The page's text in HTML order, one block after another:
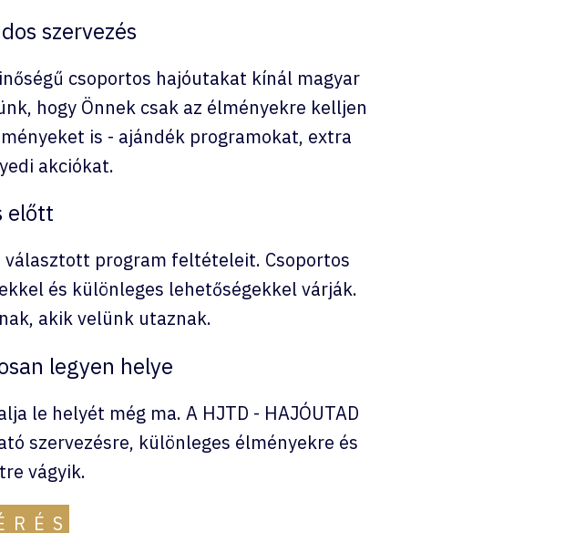
szervezés
csoportos hajóutakat kínál magyar
hogy Önnek csak az élményekre kelljen
is - ajándék programokat, extra
akciókat.
előtt
program feltételeit. Csoportos
és különleges lehetőségekkel várják.
akik velünk utaznak.
legyen helye
le helyét még ma. A HJTD - HAJÓUTAD
szervezésre, különleges élményekre és
vágyik.
R É S